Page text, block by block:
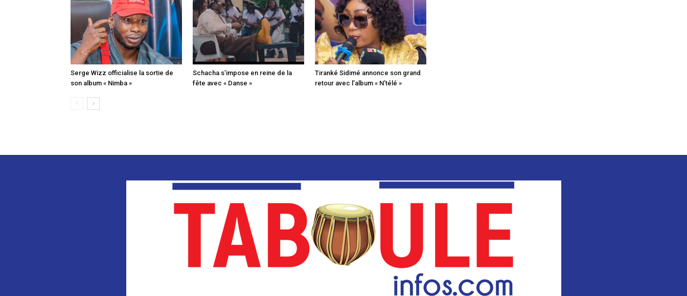
Serge Wizz officialise la sortie de
son album « Nimba »
Schacha s’impose en reine de la
fête avec « Danse »
Tiranké Sidimé annonce son grand
retour avec l’album « N’télé »